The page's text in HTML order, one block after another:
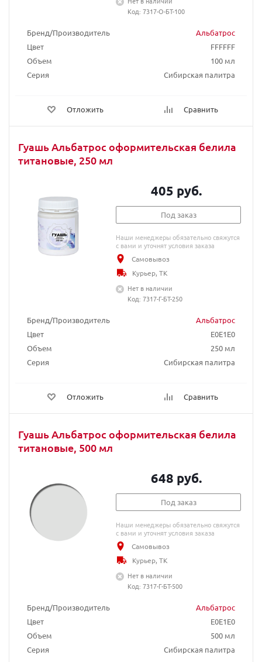
Бренд/Производитель
Альбатрос
Цвет
FFFFFF
Объем
100 мл
Серия
Сибирская палитра
Отложить Сравнить
Код: 7317-О-БТ-100
Гуашь Альбатрос оформительская белила
титановые, 250 мл
Бренд/Производитель
Альбатрос
Цвет
E0E1E0
Объем
250 мл
Серия
Сибирская палитра
Отложить Сравнить
405 руб.
Под заказ
Наши менеджеры обязательно свяжутся
с вами и уточнят условия заказа
Самовывоз
Курьер, ТК
Нет в наличии
Код: 7317-Г-БТ-250
Гуашь Альбатрос оформительская белила
титановые, 500 мл
Бренд/Производитель
Альбатрос
Цвет
E0E1E0
Объем
500 мл
Серия
Сибирская палитра
648 руб.
Под заказ
Наши менеджеры обязательно свяжутся
с вами и уточнят условия заказа
Самовывоз
Курьер, ТК
Нет в наличии
Код: 7317-Г-БТ-500